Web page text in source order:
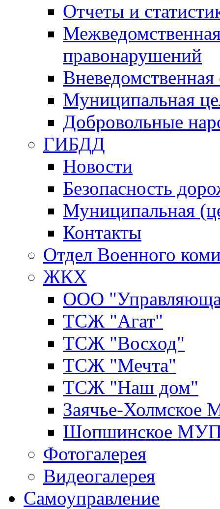
Отчеты и
правонарушений
Вневедомственная
Муниципальная
Добровольные
ГИБДД
Новости
Безопасность
Муниципальная
Контакты
Отдел Военного
ЖКХ
ООО
ТСЖ "Агат"
ТСЖ "Восход"
ТСЖ "Мечта"
ТСЖ "Наш дом"
Заячье-
Шопшинское
Фотогалерея
Видеогалерея
Самоуправление